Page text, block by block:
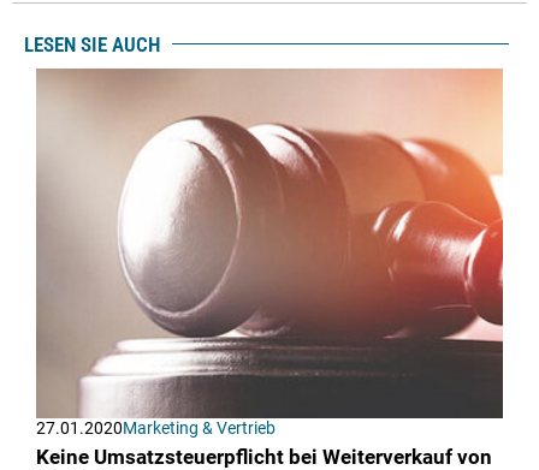
LESEN SIE AUCH
27.01.2020Marketing & Vertrieb
Keine Umsatzsteuerpflicht bei Weiterverkauf von